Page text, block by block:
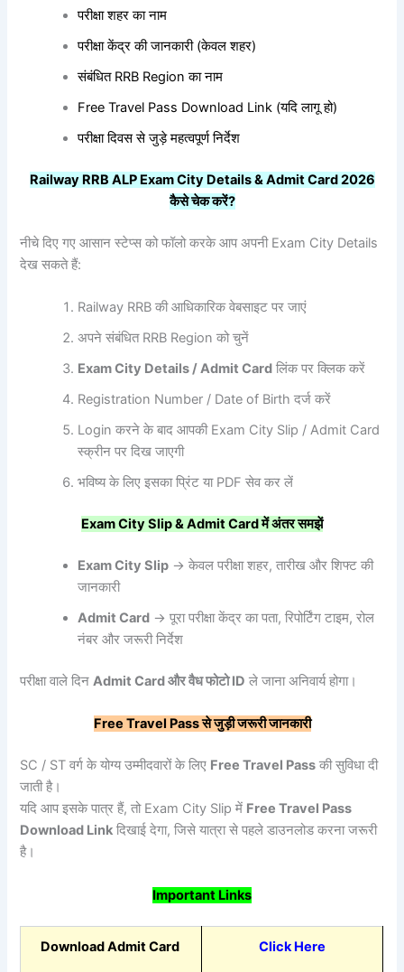
परीक्षा शहर का नाम
परीक्षा केंद्र की जानकारी (केवल शहर)
संबंधित RRB Region का नाम
Free Travel Pass Download Link (यदि लागू हो)
परीक्षा दिवस से जुड़े महत्वपूर्ण निर्देश
Railway RRB ALP Exam City Details & Admit Card 2026
कैसेचेककरें?
नीचे दिए गए आसान स्टेप्स को फॉलो करके आप अपनी Exam City Details
देख सकते हैं:
Railway RRB की आधिकारिक वेबसाइट पर जाएं
अपने संबंधित RRB Region को चुनें
Exam City Details / Admit Card लिंक पर क्लिक करें
Registration Number / Date of Birth दर्ज करें
Login करने के बाद आपकी Exam City Slip / Admit Card
स्क्रीन पर दिख जाएगी
भविष्य के लिए इसका प्रिंट या PDF सेव कर लें
Exam City Slip & Admit Cardमेंअंतरसमझें
Exam City Slip → केवल परीक्षा शहर, तारीख और शिफ्ट की
जानकारी
Admit Card → पूरा परीक्षा केंद्र का पता, रिपोर्टिंग टाइम, रोल
नंबर और जरूरी निर्देश
परीक्षा वाले दिनAdmit Cardऔरवैधफोटो ID ले जाना अनिवार्य होगा।
Free Travel Passसेजुड़ीजरूरीजानकारी
SC / ST वर्ग के योग्य उम्मीदवारों के लिए Free Travel Pass की सुविधा दी
जाती है।
यदि आप इसके पात्र हैं, तो Exam City Slip में Free Travel Pass
Download Link दिखाई देगा, जिसे यात्रा से पहले डाउनलोड करना जरूरी
है।
Important Links
Download Admit Card Click Here